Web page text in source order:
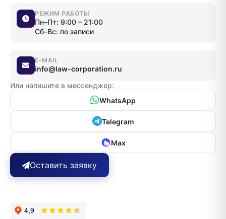
РЕЖИМ РАБОТЫ
Пн–Пт: 9:00 – 21:00
Сб–Вс: по записи
E-MAIL
info@law-corporation.ru
Или напишите в мессенджер:
WhatsApp
Telegram
Max
Оставить заявку